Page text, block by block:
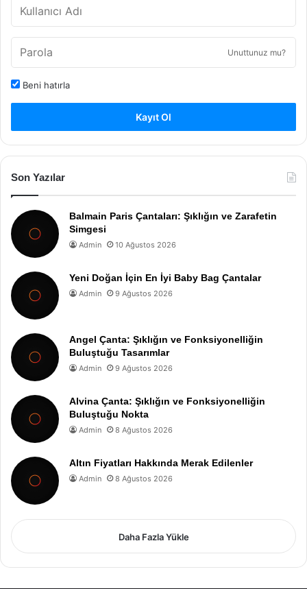
Unuttunuz mu?
Beni hatırla
Kayıt Ol
Son Yazılar
Balmain Paris Çantaları: Şıklığın ve Zarafetin
Simgesi
Admin 10 Ağustos 2026
Yeni Doğan İçin En İyi Baby Bag Çantalar
Admin 9 Ağustos 2026
Angel Çanta: Şıklığın ve Fonksiyonelliğin
Buluştuğu Tasarımlar
Admin 9 Ağustos 2026
Alvina Çanta: Şıklığın ve Fonksiyonelliğin
Buluştuğu Nokta
Admin 8 Ağustos 2026
Altın Fiyatları Hakkında Merak Edilenler
Admin 8 Ağustos 2026
Daha Fazla Yükle